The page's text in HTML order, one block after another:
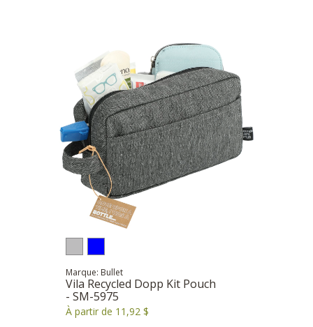
Marque: Bullet
Vila Recycled Dopp Kit Pouch
- SM-5975
À partir de 11,92 $